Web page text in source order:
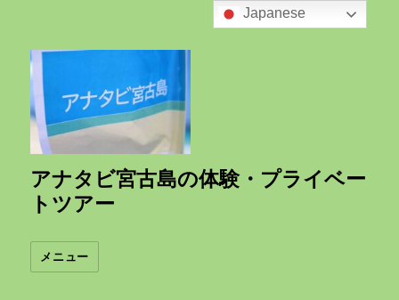
アナタビ宮古島の体験・プライベー
トツアー
メニュー
Japanese